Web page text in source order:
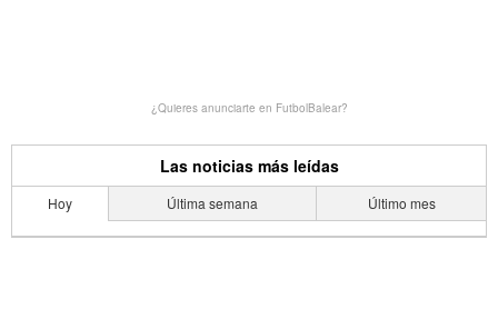
¿Quieres anunciarte en FutbolBalear?
Las noticias más leídas
Hoy Última semana Último mes